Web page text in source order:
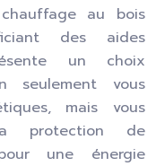
au bois
des aides
un choix
seulement vous
mais vous
protection de
une énergie